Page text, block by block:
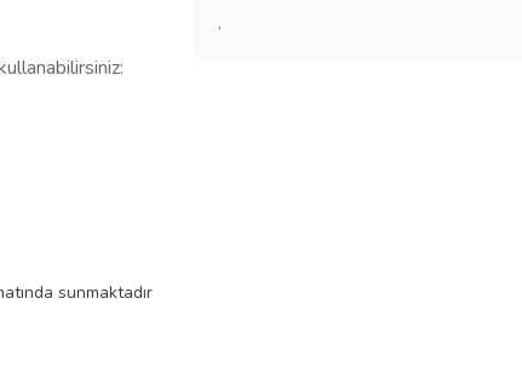
sunmaktadır
.